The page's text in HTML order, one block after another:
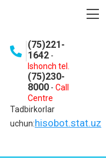
(75)221-
1642 -
Ishonch tel.
(75)230-
8000 - Call
Centre
Tadbirkorlar
uchun:hisobot.stat.uz